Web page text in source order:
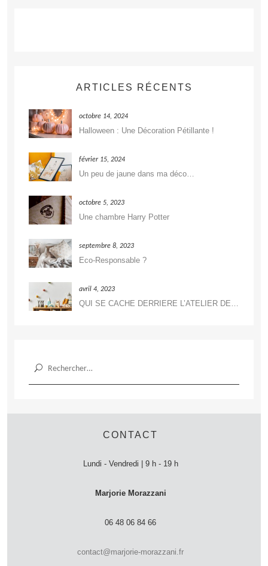
ARTICLES RÉCENTS
octobre 14, 2024
Halloween : Une Décoration Pétillante !
février 15, 2024
Un peu de jaune dans ma déco…
octobre 5, 2023
Une chambre Harry Potter
septembre 8, 2023
Eco-Responsable ?
avril 4, 2023
QUI SE CACHE DERRIERE L’ATELIER DE DÉCORATION ?
Rechercher :
CONTACT
Lundi - Vendredi | 9 h - 19 h
Marjorie Morazzani
06 48 06 84 66
contact@marjorie-morazzani.fr